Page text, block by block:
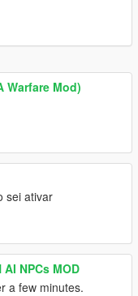
Warfare Mod)
sei ativar
NPCs MOD
a few minutes.